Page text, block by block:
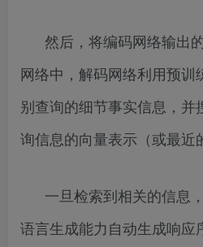
然后，将编码网络输出
网络中，解码网络利用预训
别查询的细节事实信息，并
询信息的向量表示（或最近
一旦检索到相关的信息
语言生成能力自动生成响应